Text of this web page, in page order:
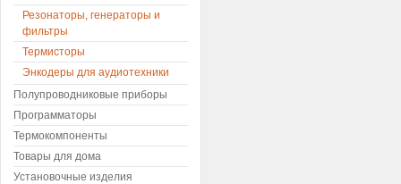
Резонаторы, генераторы и
фильтры
Термисторы
Энкодеры для аудиотехники
Полупроводниковые приборы
Программаторы
Термокомпоненты
Товары для дома
Установочные изделия